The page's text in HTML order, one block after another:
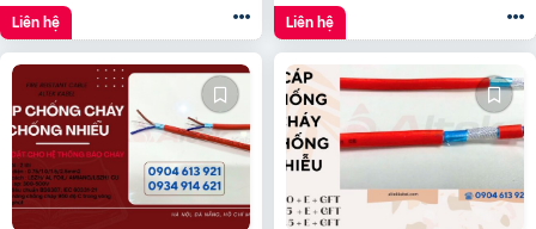
Liên hệ Liên hệ